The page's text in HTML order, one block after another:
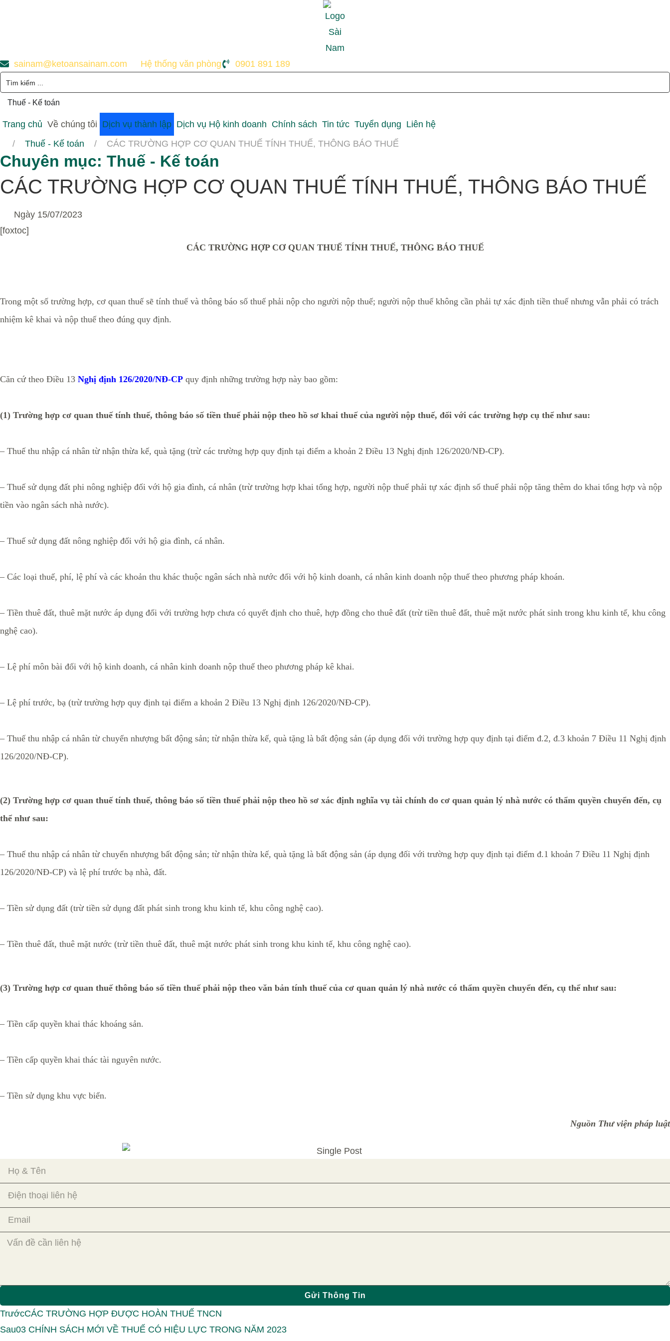
sainam@ketoansainam.com Hệ thống văn phòng 0901 891 189
Thuế - Kế toán
Trang chủ Về chúng tôi Dịch vụ thành lập Dịch vụ Hộ kinh doanh Chính sách Tin tức Tuyển dụng Liên hệ
Thuế - Kế toán
CÁC TRƯỜNG HỢP CƠ QUAN THUẾ TÍNH THUẾ, THÔNG BÁO THUẾ
Chuyên mục: Thuế - Kế toán
CÁC TRƯỜNG HỢP CƠ QUAN THUẾ TÍNH THUẾ, THÔNG BÁO THUẾ
Ngày 15/07/2023
[foxtoc]
CÁC TRƯỜNG HỢP CƠ QUAN THUẾ TÍNH THUẾ, THÔNG BÁO THUẾ
Trong một số trường hợp, cơ quan thuế sẽ tính thuế và thông báo số thuế phải nộp cho người nộp thuế; người nộp thuế không cần phải tự xác định tiền thuế nhưng vẫn phải có trách
nhiệm kê khai và nộp thuế theo đúng quy định.
Căn cứ theo Điều 13 Nghị định 126/2020/NĐ-CP quy định những trường hợp này bao gồm:
(1) Trường hợp cơ quan thuế tính thuế, thông báo số tiền thuế phải nộp theo hồ sơ khai thuế của người nộp thuế, đối với các trường hợp cụ thể như sau:
– Thuế thu nhập cá nhân từ nhận thừa kế, quà tặng (trừ các trường hợp quy định tại điểm a khoản 2 Điều 13 Nghị định 126/2020/NĐ-CP).
– Thuế sử dụng đất phi nông nghiệp đối với hộ gia đình, cá nhân (trừ trường hợp khai tổng hợp, người nộp thuế phải tự xác định số thuế phải nộp tăng thêm do khai tổng hợp và nộp
tiền vào ngân sách nhà nước).
– Thuế sử dụng đất nông nghiệp đối với hộ gia đình, cá nhân.
– Các loại thuế, phí, lệ phí và các khoản thu khác thuộc ngân sách nhà nước đối với hộ kinh doanh, cá nhân kinh doanh nộp thuế theo phương pháp khoán.
– Tiền thuê đất, thuê mặt nước áp dụng đối với trường hợp chưa có quyết định cho thuê, hợp đồng cho thuê đất (trừ tiền thuê đất, thuê mặt nước phát sinh trong khu kinh tế, khu công
nghệ cao).
– Lệ phí môn bài đối với hộ kinh doanh, cá nhân kinh doanh nộp thuế theo phương pháp kê khai.
– Lệ phí trước, bạ (trừ trường hợp quy định tại điểm a khoản 2 Điều 13 Nghị định 126/2020/NĐ-CP).
– Thuế thu nhập cá nhân từ chuyển nhượng bất động sản; từ nhận thừa kế, quà tặng là bất động sản (áp dụng đối với trường hợp quy định tại điểm đ.2, đ.3 khoản 7 Điều 11 Nghị định
126/2020/NĐ-CP).
(2) Trường hợp cơ quan thuế tính thuế, thông báo số tiền thuế phải nộp theo hồ sơ xác định nghĩa vụ tài chính do cơ quan quản lý nhà nước có thẩm quyền chuyển đến, cụ
thể như sau:
– Thuế thu nhập cá nhân từ chuyển nhượng bất động sản; từ nhận thừa kế, quà tặng là bất động sản (áp dụng đối với trường hợp quy định tại điểm đ.1 khoản 7 Điều 11 Nghị định
126/2020/NĐ-CP) và lệ phí trước bạ nhà, đất.
– Tiền sử dụng đất (trừ tiền sử dụng đất phát sinh trong khu kinh tế, khu công nghệ cao).
– Tiền thuê đất, thuê mặt nước (trừ tiền thuê đất, thuê mặt nước phát sinh trong khu kinh tế, khu công nghệ cao).
(3) Trường hợp cơ quan thuế thông báo số tiền thuế phải nộp theo văn bản tính thuế của cơ quan quản lý nhà nước có thẩm quyền chuyển đến, cụ thể như sau:
– Tiền cấp quyền khai thác khoáng sản.
– Tiền cấp quyền khai thác tài nguyên nước.
– Tiền sử dụng khu vực biển.
Nguồn Thư viện pháp luật
Gửi Thông Tin
TrướcCÁC TRƯỜNG HỢP ĐƯỢC HOÀN THUẾ TNCN
Sau03 CHÍNH SÁCH MỚI VỀ THUẾ CÓ HIỆU LỰC TRONG NĂM 2023